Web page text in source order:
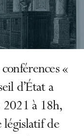
«
d’État a
2021 à 18h,
législatif de